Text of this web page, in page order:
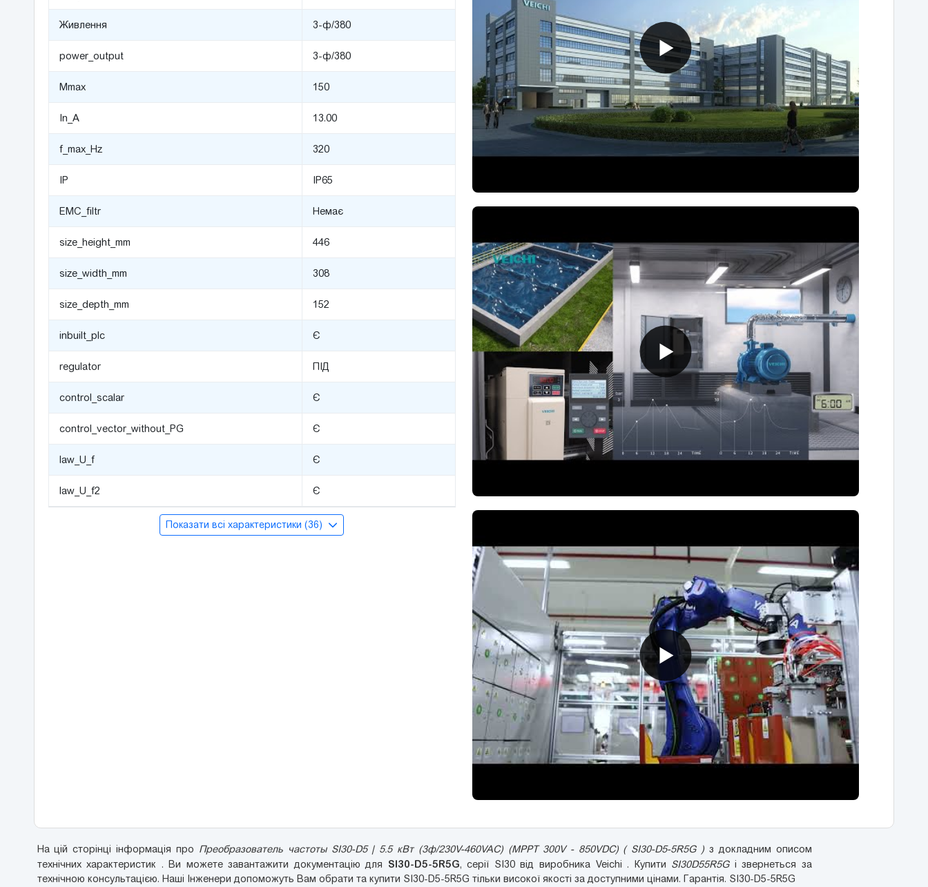
Живлення 3-ф/380
power_output 3-ф/380
Mmax 150
In_A 13.00
f_max_Hz 320
IP IP65
EMC_filtr Немає
size_height_mm 446
size_width_mm 308
size_depth_mm 152
inbuilt_plc Є
regulator ПІД
control_scalar Є
control_vector_without_PG Є
law_U_f Є
law_U_f2 Є
Показати всі характеристики (36)
На цій сторінці інформація про Преобразователь частоты SI30-D5 | 5.5 кВт (3ф/230V-460VAC) (MPPT 300V - 850VDC) ( SI30-D5-5R5G ) з докладним описом
технічних характеристик . Ви можете завантажити документацію для SI30-D5-5R5G, серії SI30 від виробника Veichi . Купити SI30D55R5Gі звернеться за
технічною консультацією. Наші Інженери допоможуть Вам обрати та купити SI30-D5-5R5G тільки високої якості за доступними цінами. Гарантія. SI30-D5-5R5G